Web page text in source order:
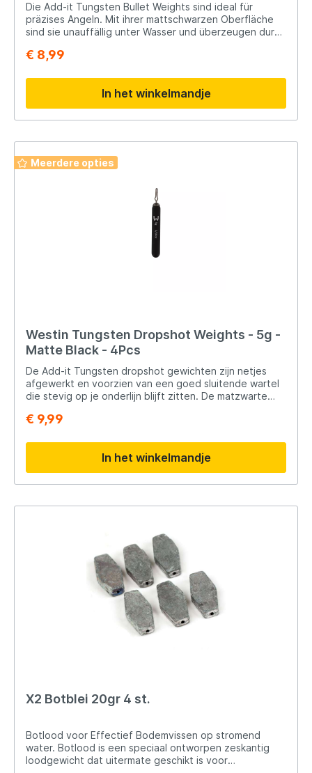
Die Add-it Tungsten Bullet Weights sind ideal für
präzises Angeln. Mit ihrer mattschwarzen Oberfläche
sind sie unauffällig unter Wasser und überzeugen durch
Kunststoff-Tubes gleiten die Gewichte reibungslos
für feines Rigging. Erhältlich in verschiedenen
Gewichten: 3,5g (5 Stück), 5g (4 Stück), 7g (3 Stück),
10,5g (2 Stück) und 14g (2 Stück). Für ambitionierte
Raubfischangler, die auf Qualität und Effizienz setzen.
€ 8,99
In het winkelmandje
Meerdere opties
Westin Tungsten Dropshot Weights - 5g -
Matte Black - 4Pcs
De Add-it Tungsten dropshot gewichten zijn netjes
afgewerkt en voorzien van een goed sluitende wartel
die stevig op je onderlijn blijft zitten. De matzwarte
onder water en voorkomt schrikreacties bij vissen.
het juiste gewicht voor elke situatie. Inhoud: 3,5gr (5
stuks), 5gr (4 stuks), 7gr (3 stuks), 10,5gr (2 stuks),
14gr (2 stuks).
€ 9,99
In het winkelmandje
X2 Botblei 20gr 4 st.
Botlood voor Effectief Bodemvissen op stromend
water. Botlood is een speciaal ontworpen zeskantig
loodgewicht dat uitermate geschikt is voor